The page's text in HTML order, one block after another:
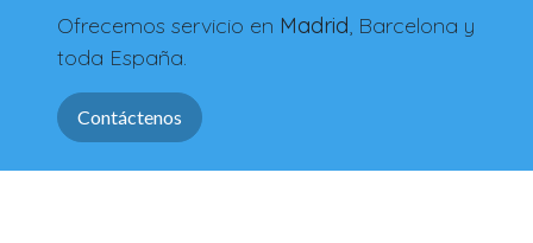
Ofrecemos servicio en Madrid, Barcelona y
toda España.
Contáctenos